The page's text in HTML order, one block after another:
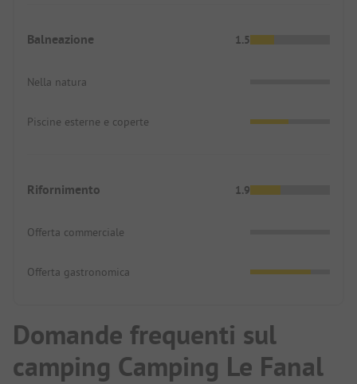
Balneazione 1.5
Nella natura
Piscine esterne e coperte
Rifornimento 1.9
Offerta commerciale
Offerta gastronomica
Domande frequenti sul
camping Camping Le Fanal